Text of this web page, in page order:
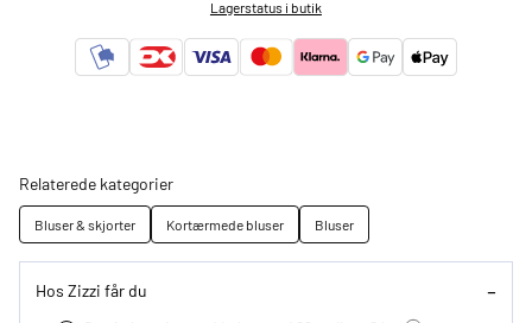
Lagerstatus i butik
Relaterede kategorier
Bluser & skjorter Kortærmede bluser Bluser
Hos Zizzi får du